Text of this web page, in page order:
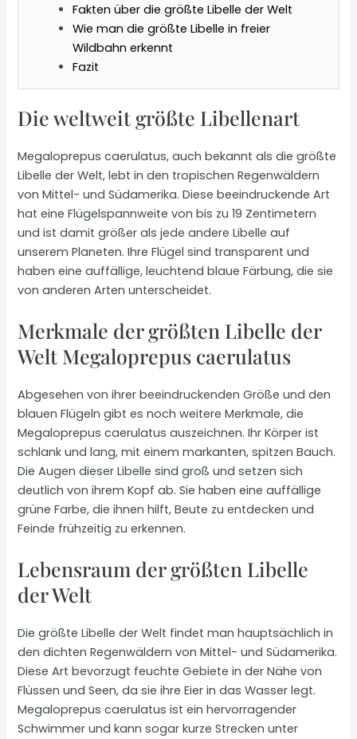
Fakten über die größte Libelle der Welt
Wie man die größte Libelle in freier
Wildbahn erkennt
Fazit
Die weltweit größte Libellenart
Megaloprepus caerulatus, auch bekannt als die größte
Libelle der Welt, lebt in den tropischen Regenwäldern
von Mittel- und Südamerika. Diese beeindruckende Art
hat eine Flügelspannweite von bis zu 19 Zentimetern
und ist damit größer als jede andere Libelle auf
unserem Planeten. Ihre Flügel sind transparent und
haben eine auffällige, leuchtend blaue Färbung, die sie
von anderen Arten unterscheidet.
Merkmale der größten Libelle der
Welt Megaloprepus caerulatus
Abgesehen von ihrer beeindruckenden Größe und den
blauen Flügeln gibt es noch weitere Merkmale, die
Megaloprepus caerulatus auszeichnen. Ihr Körper ist
schlank und lang, mit einem markanten, spitzen Bauch.
Die Augen dieser Libelle sind groß und setzen sich
deutlich von ihrem Kopf ab. Sie haben eine auffällige
grüne Farbe, die ihnen hilft, Beute zu entdecken und
Feinde frühzeitig zu erkennen.
Lebensraum der größten Libelle
der Welt
Die größte Libelle der Welt findet man hauptsächlich in
den dichten Regenwäldern von Mittel- und Südamerika.
Diese Art bevorzugt feuchte Gebiete in der Nähe von
Flüssen und Seen, da sie ihre Eier in das Wasser legt.
Megaloprepus caerulatus ist ein hervorragender
Schwimmer und kann sogar kurze Strecken unter